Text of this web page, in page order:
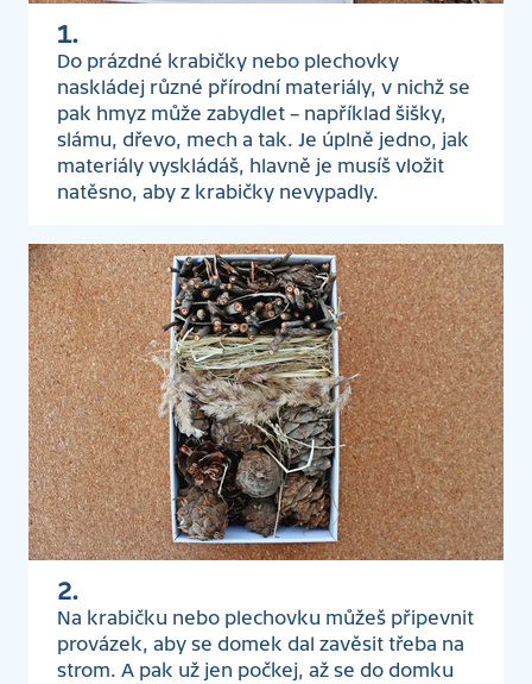
1.
Do prázdné krabičky nebo plechovky
naskládej různé přírodní materiály, v nichž se
pak hmyz může zabydlet – například šišky,
slámu, dřevo, mech a tak. Je úplně jedno, jak
materiály vyskládáš, hlavně je musíš vložit
natěsno, aby z krabičky nevypadly.
2.
Na krabičku nebo plechovku můžeš připevnit
provázek, aby se domek dal zavěsit třeba na
strom. A pak už jen počkej, až se do domku